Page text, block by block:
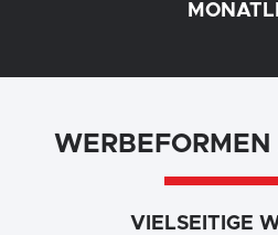
VIELSEITIGE